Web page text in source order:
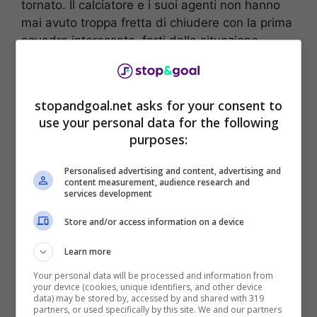
tornato. Il calciatore e i suoi agenti non hanno
mai avuto troppa fretta di chiudere con la prima
squadra interessata, forti della situazione
di riflessione, anche ai club.
Secondo quanto riferisceTMWè arrivata l’ora
della firma perRoberto Pereyra con l’Udinese.
stopandgoal.net asks for your consent to
use your personal data for the following
purposes:
Personalised advertising and content, advertising and
content measurement, audience research and
services development
Store and/or access information on a device
Learn more
Your personal data will be processed and information from
your device (cookies, unique identifiers, and other device
data) may be stored by, accessed by and shared with 319
partners, or used specifically by this site. We and our partners